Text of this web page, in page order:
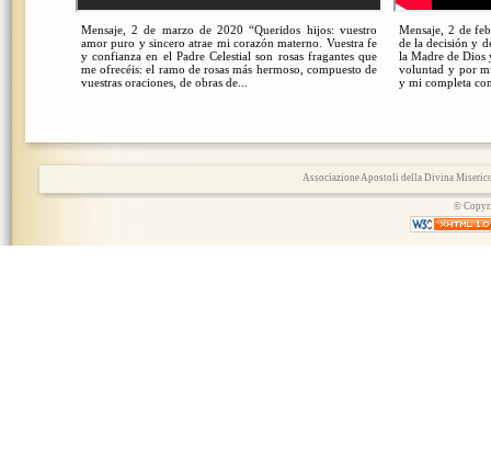
Mensaje, 2 de marzo de 2020 “Queridos hijos: vuestro
amor puro y sincero atrae mi corazón materno. Vuestra fe
y confianza en el Padre Celestial son rosas fragantes que
me ofrecéis: el ramo de rosas más hermoso, compuesto de
vuestras oraciones, de obras de...
Mensaje, 2 de
de la decisión y
la Madre de Dios
voluntad y por
y mi completa
Associazione Apostoli della Divina
©